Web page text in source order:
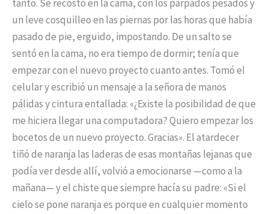
tanto. Se recostó en la cama, con los párpados pesados y
un leve cosquilleo en las piernas por las horas que había
pasado de pie, erguido, impostando. De un salto se
sentó en la cama, no era tiempo de dormir; tenía que
empezar con el nuevo proyecto cuanto antes. Tomó el
celular y escribió un mensaje a la señora de manos
pálidas y cintura entallada: «¿Existe la posibilidad de que
me hiciera llegar una computadora? Quiero empezar los
bocetos de un nuevo proyecto. Gracias». El atardecer
tiñó de naranja las laderas de esas montañas lejanas que
podía ver desde allí, volvió a emocionarse —como a la
mañana— y el chiste que siempre hacía su padre: «Si el
cielo se pone naranja es porque en cualquier momento